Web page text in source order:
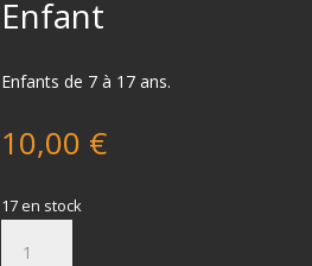
Enfant
Enfants de 7 à 17 ans.
10,00 €
17 en stock